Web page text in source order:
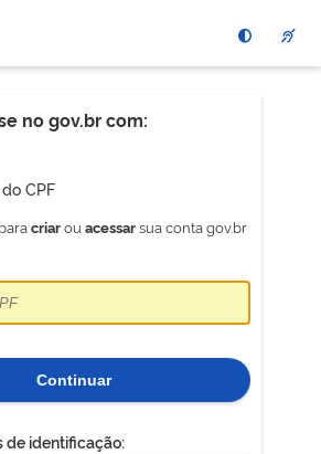
no gov.br com:
CPF
criarou acessarsua conta gov.br
Continuar
de identificação: